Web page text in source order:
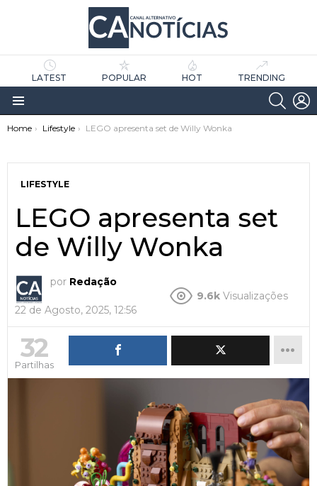
LATEST POPULAR HOT TRENDING
Menu
You are here:
Home Lifestyle LEGO apresenta set de Willy Wonka
LIFESTYLE
LEGO apresenta set
de Willy Wonka
por Redação
22 de Agosto, 2025, 12:56
9.6k Visualizações
32
Partilhas